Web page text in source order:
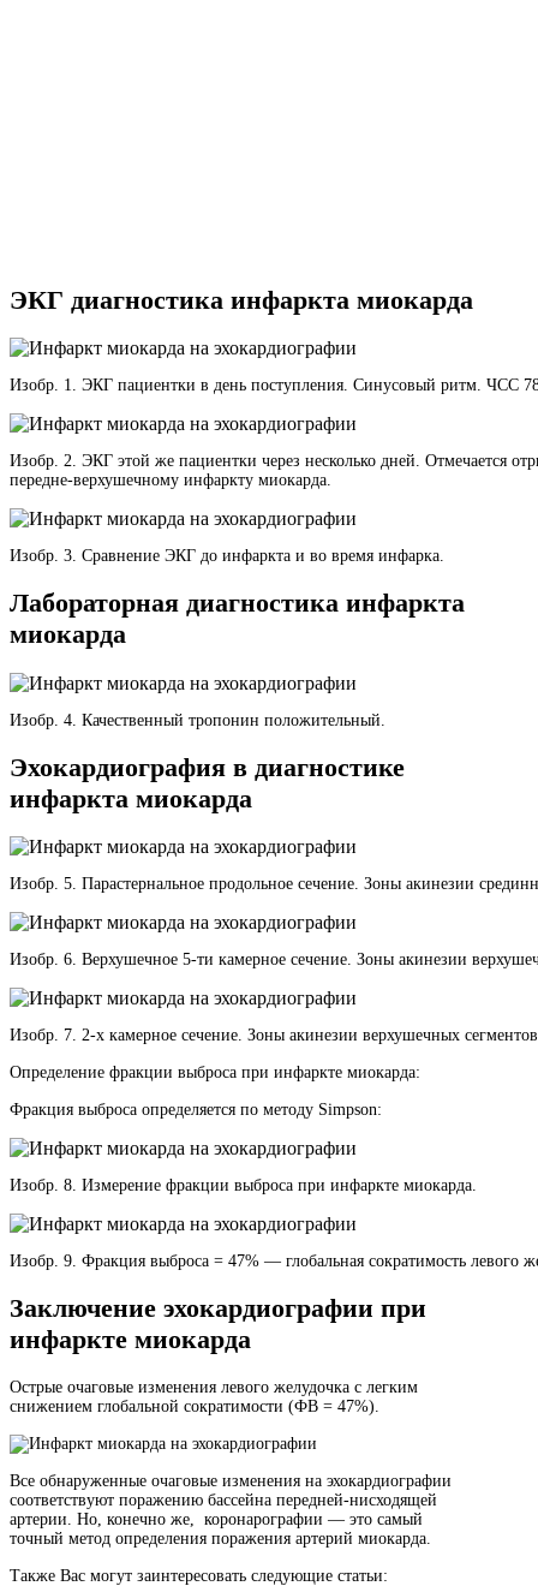
ЭКГ диагностика инфаркта миокарда
Изобр. 1. ЭКГ пациентки в день поступления. Синусовый ритм. ЧСС
Изобр. 2. ЭКГ этой же пациентки через несколько дней. Отмечается
передне-верхушечному инфаркту миокарда.
Изобр. 3. Сравнение ЭКГ до инфаркта и во время инфарка.
Лабораторная диагностика инфаркта
миокарда
Изобр. 4. Качественный тропонин положительный.
Эхокардиография в диагностике
инфаркта миокарда
Изобр. 5. Парастернальное продольное сечение. Зоны акинезии
Изобр. 6. Верхушечное 5-ти камерное сечение. Зоны акинезии
Изобр. 7. 2-х камерное сечение. Зоны акинезии верхушечных
Определение фракции выброса при инфаркте миокарда:
Фракция выброса определяется по методу Simpson:
Изобр. 8. Измерение фракции выброса при инфаркте миокарда.
Изобр. 9. Фракция выброса = 47% — глобальная сократимость левого
Заключение эхокардиографии при
инфаркте миокарда
Острые очаговые изменения левого желудочка с легким
снижением глобальной сократимости (ФВ = 47%).
Все обнаруженные очаговые изменения на эхокардиографии
соответствуют поражению бассейна передней-нисходящей
артерии. Но, конечно же, коронарографии — это самый
точный метод определения поражения артерий миокарда.
Также Вас могут заинтересовать следующие статьи: